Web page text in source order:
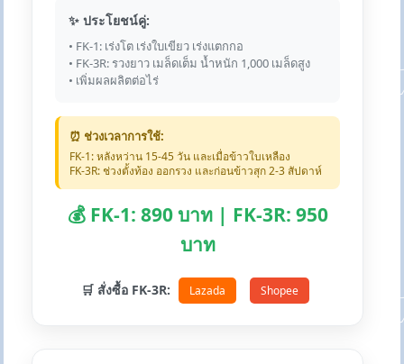
✨ ประโยชน์คู่:
• FK-1: เร่งโต เร่งใบเขียว เร่งแตกกอ
• FK-3R: รวงยาว เมล็ดเต็ม น้ำหนัก 1,000 เมล็ดสูง
• เพิ่มผลผลิตต่อไร่
⏰ ช่วงเวลาการใช้:
FK-1: หลังหว่าน 15-45 วัน และเมื่อข้าวใบเหลือง
FK-3R: ช่วงตั้งท้อง ออกรวง และก่อนข้าวสุก 2-3 สัปดาห์
💰 FK-1: 890 บาท | FK-3R: 950
บาท
🛒 สั่งซื้อ FK-3R: Lazada Shopee